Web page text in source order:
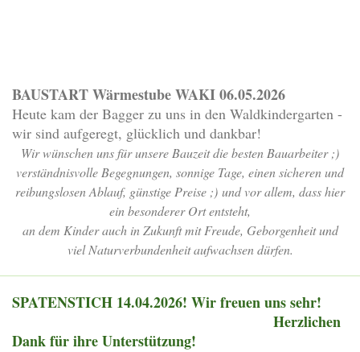
BAUSTART Wärmestube WAKI 06.05.2026
Heute kam der Bagger zu uns in den Waldkindergarten -
wir sind aufgeregt, glücklich und dankbar!
Wir wünschen uns für unsere Bauzeit die besten Bauarbeiter ;)
verständnisvolle Begegnungen, sonnige Tage, einen sicheren und
reibungslosen Ablauf, günstige Preise ;) und vor allem, dass hier
ein besonderer Ort entsteht,
an dem Kinder auch in Zukunft mit Freude, Geborgenheit und
viel Naturverbundenheit aufwachsen dürfen.
SPATENSTICH 14.04.2026! Wir freuen uns sehr!
Herzlichen
Dank für ihre Unterstützung!